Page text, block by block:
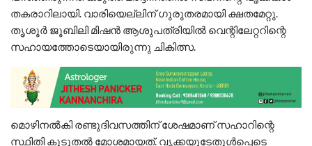
തകരാറിലായി. വാരിയെല്ലിന് ഗുരുതരമായി ക്ഷതമേറ്റു.
തൃശൂര്‍ ജൂബിലി മിഷന്‍ ആശുപത്രിയില്‍ വെന്റിലേറ്ററിന്റെ
സഹായത്തോടെയായിരുന്നു ചികിത്സ.
മൊഴിനൽകി രണ്ടുദിവസത്തിന് ശേഷമാണ് സഹാറിന്റെ
സ്ഥിതി കൂടുതൽ മോശമായത്. വൃക്കയുടേതുൾപ്പെടെ